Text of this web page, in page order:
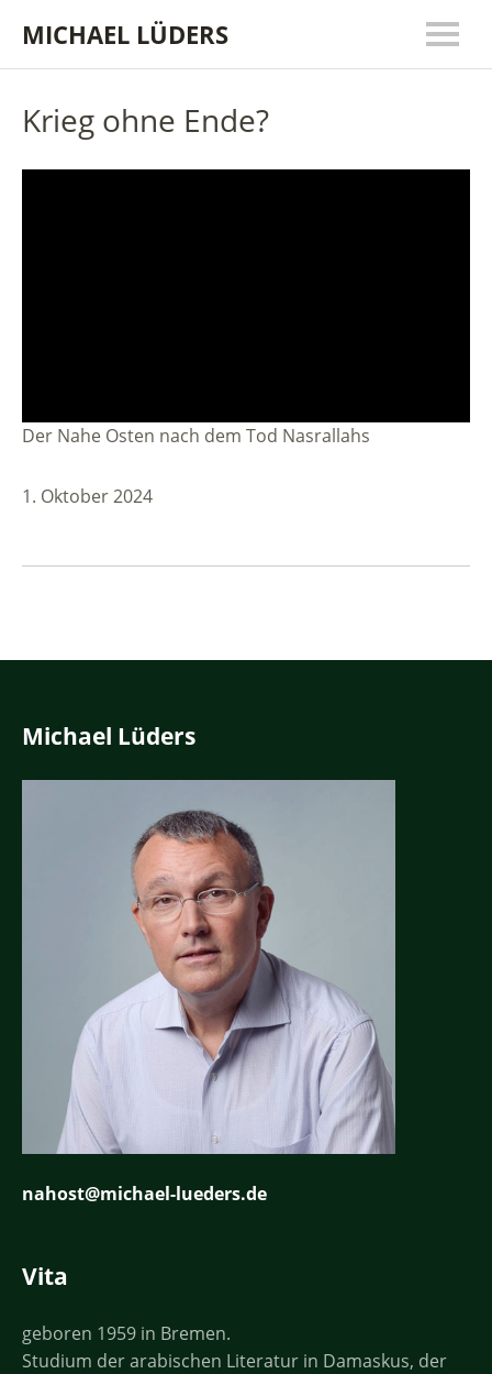
MICHAEL LÜDERS
Krieg ohne Ende?
Der Nahe Osten nach dem Tod Nasrallahs
1. Oktober 2024
Michael Lüders
nahost@michael-lueders.de
Vita
geboren 1959 in Bremen.
Studium der arabischen Literatur in Damaskus, der